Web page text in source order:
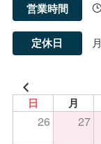
営業時間
定休日
日 月
26 27